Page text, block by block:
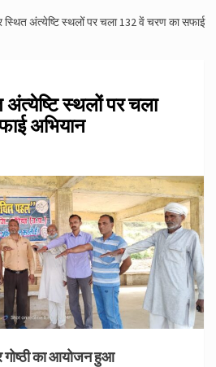
स्थित अंत्येष्टि स्थलों पर चला 132 वें चरण का सफाई
स्थलों पर चला
अभियान
गोष्ठी का आयोजन हुआ